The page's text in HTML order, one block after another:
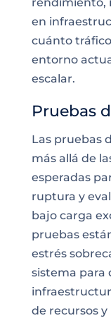
en
cuánto
entorno
escalar.
Pruebas
Las pruebas
más allá de
esperadas
ruptura y
bajo carga
pruebas
estrés
sistema para
de recursos